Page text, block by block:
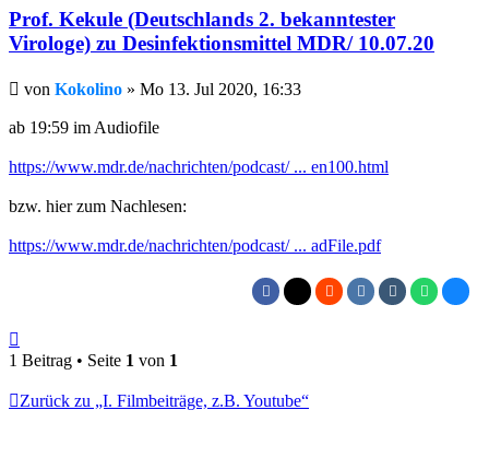
Prof. Kekule (Deutschlands 2. bekanntester
Virologe) zu Desinfektionsmittel MDR/ 10.07.20
Beitrag
von Kokolino » Mo 13. Jul 2020, 16:33
ab 19:59 im Audiofile
https://www.mdr.de/nachrichten/podcast/ ... en100.html
bzw. hier zum Nachlesen:
https://www.mdr.de/nachrichten/podcast/ ... adFile.pdf
oben
1 Beitrag • Seite 1 von 1
Zurück zu „I. Filmbeiträge, z.B. Youtube“